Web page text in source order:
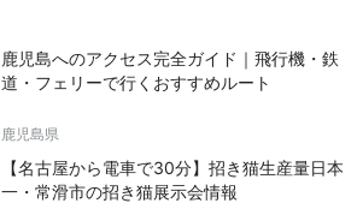
鹿児島へのアクセス完全ガイド｜飛行機・鉄
道・フェリーで行くおすすめルート
鹿児島県
【名古屋から電車で30分】招き猫生産量日本
一・常滑市の招き猫展示会情報